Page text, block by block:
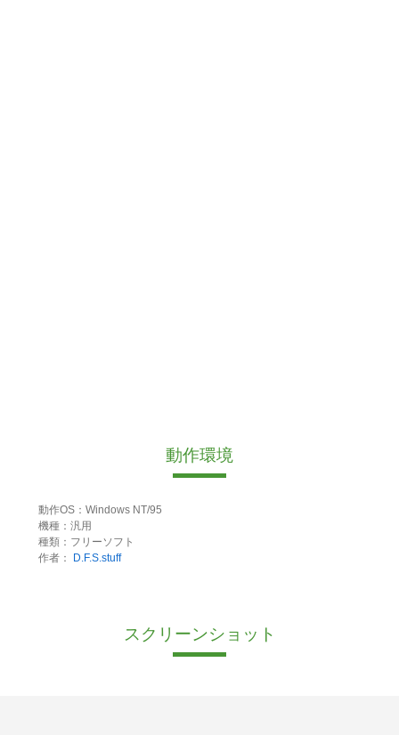
動作環境
動作OS：Windows NT/95
機種：汎用
種類：フリーソフト
作者：
D.F.S.stuff
スクリーンショット